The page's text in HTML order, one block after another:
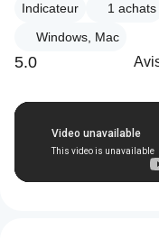
Indicateur 1 achats
Windows, Mac
5.0